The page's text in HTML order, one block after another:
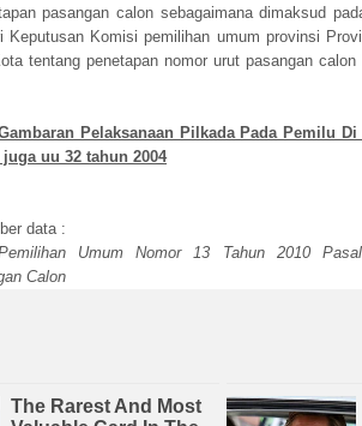
pasangan calon sebagaimana dimaksud
Keputusan Komisi pemilihan umum provinsi
tentang penetapan nomor urut pasangan
Pelaksanaan Pilkada Pada Pemilu
uu 32 tahun 2004
data :
Umum Nomor 13 Tahun 2010
Calon